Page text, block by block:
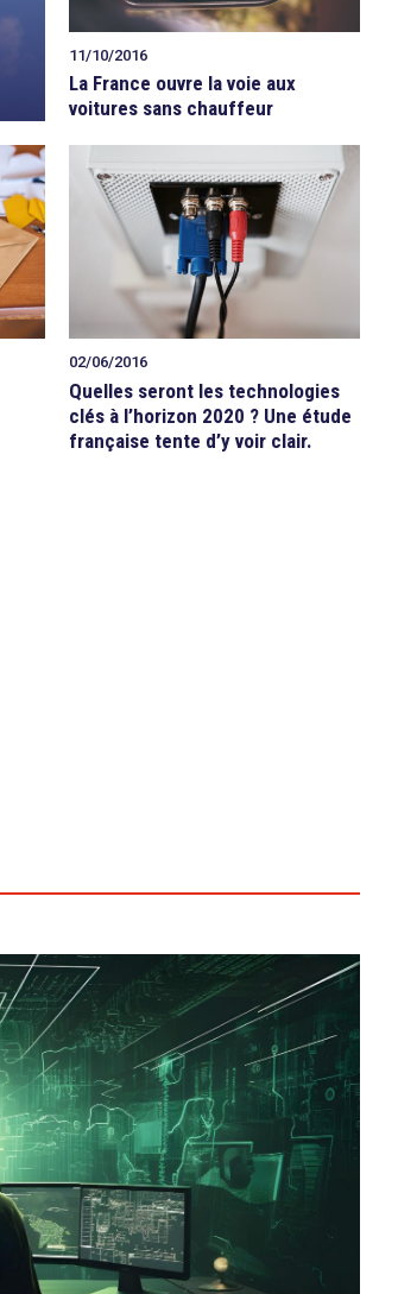
11/10/2016
La France ouvre la voie aux
voitures sans chauffeur
02/06/2016
Quelles seront les technologies
clés à l’horizon 2020 ? Une étude
française tente d’y voir clair.